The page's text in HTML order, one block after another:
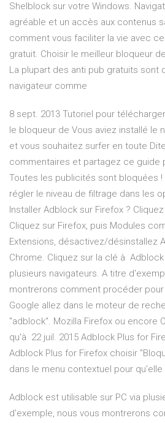
Shelblock sur votre Windows.
agréable et un accès aux contenus
comment vous faciliter la vie avec
gratuit. Choisir le meilleur bloqueur
La plupart des anti pub gratuits sont
navigateur comme
8 sept. 2013 Tutoriel pour
le bloqueur de Vous aviez installé le
et vous souhaitez surfer en toute
commentaires et partagez ce guide
Toutes les publicités sont bloquées
régler le niveau de filtrage dans les
Installer Adblock sur Firefox ?
Cliquez sur Firefox, puis Modules
Extensions, désactivez/désinstallez
Chrome. Cliquez sur la clé à
plusieurs navigateurs. A titre
montrerons comment procéder
Google allez dans le moteur de
''adblock''. Mozilla Firefox ou encore
qu'à 22 juil. 2015 Adblock Plus for
Adblock Plus for Firefox choisir
dans le menu contextuel pour
Adblock est utilisable sur PC via
d'exemple, nous vous montrerons